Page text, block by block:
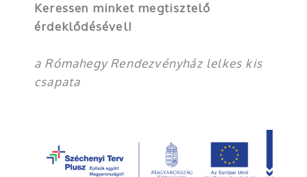
Keressen minket megtisztelő
érdeklődésével!
a Rómahegy Rendezvényház lelkes kis
csapata